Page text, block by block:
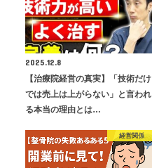
2025.12.8
【治療院経営の真実】「技術だけ
では売上は上がらない」と言われ
る本当の理由とは…
経営関係